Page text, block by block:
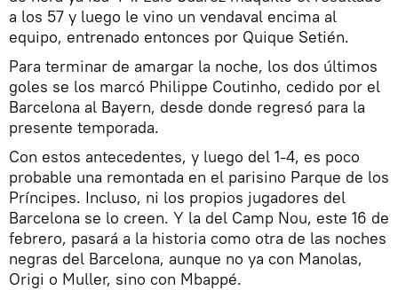
a los 57 y luego le vino un vendaval encima al
equipo, entrenado entonces por Quique Setién.
Para terminar de amargar la noche, los dos últimos
goles se los marcó Philippe Coutinho, cedido por el
Barcelona al Bayern, desde donde regresó para la
presente temporada.
Con estos antecedentes, y luego del 1-4, es poco
probable una remontada en el parisino Parque de los
Príncipes. Incluso, ni los propios jugadores del
Barcelona se lo creen. Y la del Camp Nou, este 16 de
febrero, pasará a la historia como otra de las noches
negras del Barcelona, aunque no ya con Manolas,
Origi o Muller, sino con Mbappé.